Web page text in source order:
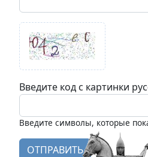
Введите код с картинки
Введите символы, которые